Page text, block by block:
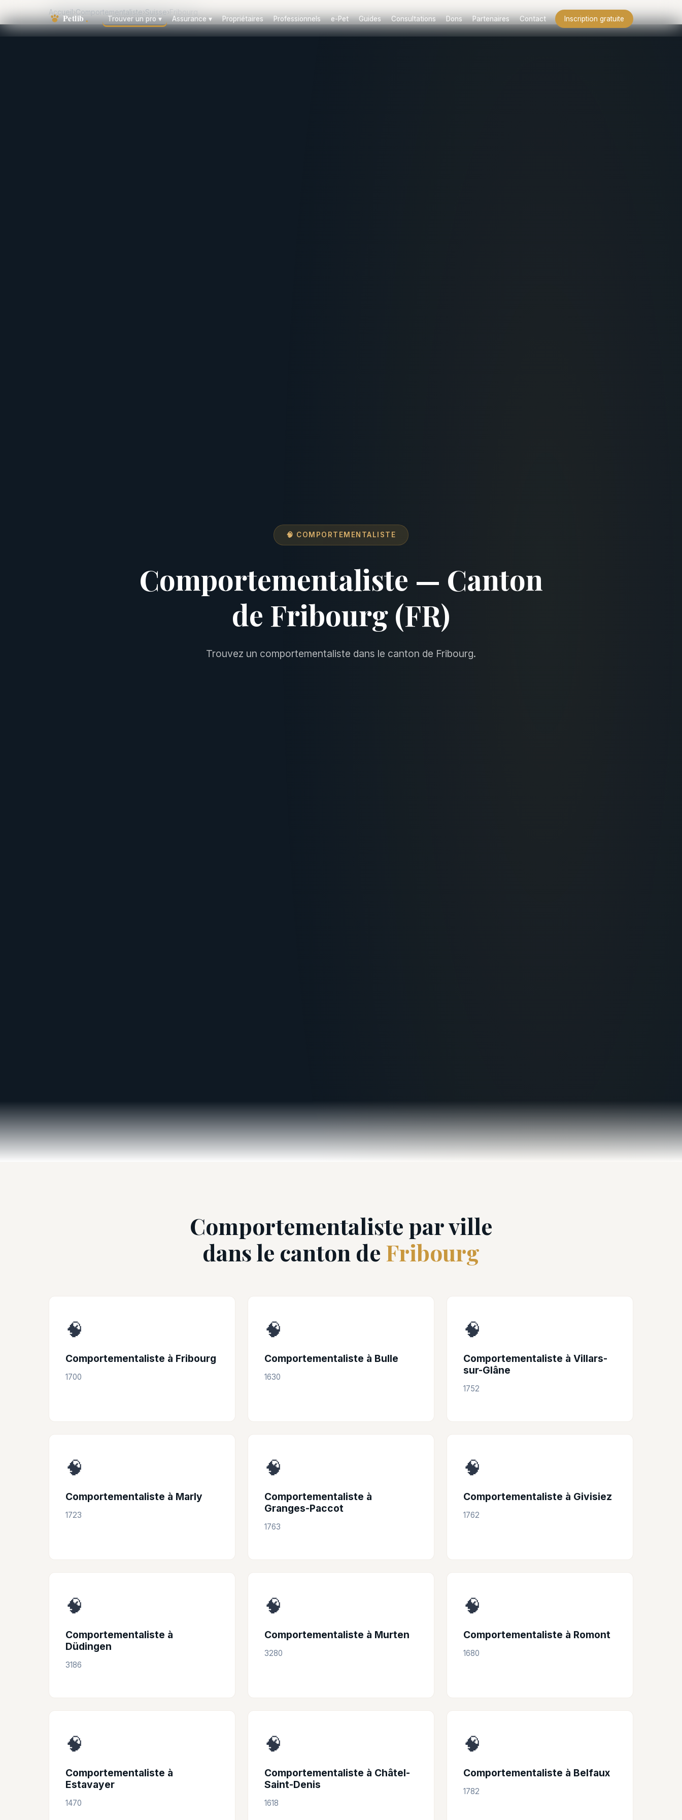
Trouver un pro▾ Assurance▾ Propriétaires Professionnels e-Pet Guides Consultations Dons Partenaires Contact Inscription gratuite
Accueil›Comportementaliste›Suisse›Fribourg
🧠 COMPORTEMENTALISTE
Comportementaliste — Canton
de Fribourg (FR)
Trouvez un comportementaliste dans le canton de Fribourg.
Comportementaliste par ville
dans le canton de Fribourg
🧠
Comportementaliste à Fribourg
1700
🧠
Comportementaliste à Bulle
1630
🧠
Comportementaliste à Villars-
sur-Glâne
1752
🧠
Comportementaliste à Marly
1723
🧠
Comportementaliste à
Granges-Paccot
1763
🧠
Comportementaliste à Givisiez
1762
🧠
Comportementaliste à
Düdingen
3186
🧠
Comportementaliste à Murten
3280
🧠
Comportementaliste à Romont
1680
🧠
Comportementaliste à
Estavayer
1470
🧠
Comportementaliste à Châtel-
Saint-Denis
1618
🧠
Comportementaliste à Belfaux
1782